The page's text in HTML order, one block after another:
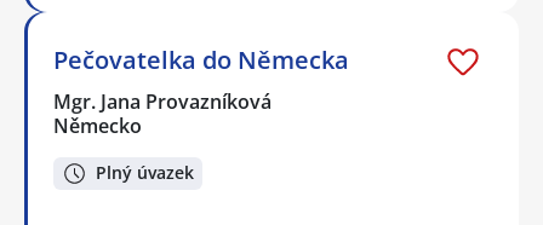
Pečovatelka do Německa
Mgr. Jana Provazníková
Německo
Plný úvazek